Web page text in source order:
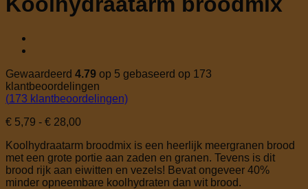
Gewaardeerd 4.79 op 5 gebaseerd op 173
klantbeoordelingen
(173 klantbeoordelingen)
€ 5,79 - € 28,00Prijsklasse:
tot
€ 28,00
Koolhydraatarm broodmix is een heerlijk meergranen brood
met een grote portie aan zaden en granen. Tevens is dit
brood rijk aan eiwitten en vezels! Bevat ongeveer 40%
minder opneembare koolhydraten dan wit brood.